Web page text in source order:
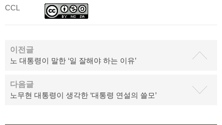
CCL
이전글
노 대통령이 말한 ‘일 잘해야 하는 이유’
다음글
노무현 대통령이 생각한 ‘대통령 연설의 쓸모’